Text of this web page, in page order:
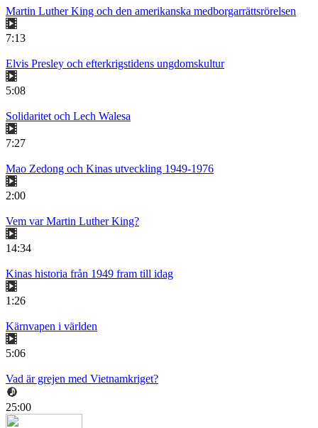
Martin Luther King och den amerikanska medborgarrättsrörelsen
7:13
Elvis Presley och efterkrigstidens ungdomskultur
5:08
Solidaritet och Lech Walesa
7:27
Mao Zedong och Kinas utveckling 1949-1976
2:00
Vem var Martin Luther King?
14:34
Kinas historia från 1949 fram till idag
1:26
Kärnvapen i världen
5:06
Vad är grejen med Vietnamkriget?
25:00